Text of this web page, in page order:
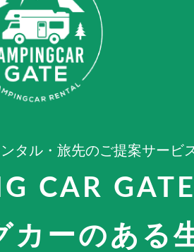
タル・旅先のご提案サービ
CAR
カーのある